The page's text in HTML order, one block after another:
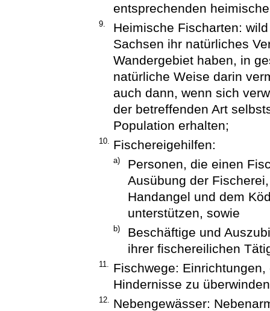
entsprechenden
9.
Heimische Fischarten:
Sachsen ihr natürliches
Wandergebiet haben, in
natürliche Weise darin
auch dann, wenn sich
der betreffenden Art
Population erhalten;
10. Fischereigehilfen:
a)
Personen, die einen
Ausübung der
Handangel und dem
unterstützen, sowie
b)
Beschäftige und
ihrer fischereilichen
11.
Fischwege:
Hindernisse zu
12.
Nebengewässer: